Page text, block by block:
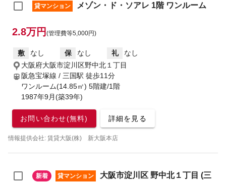
貸マンション メゾン・ド・ソアレ 1階 ワンルーム
2.8万円 (管理費等5,000円)
敷 なし 保 なし 礼
なし
大阪府大阪市淀川区野中北１丁目
阪急宝塚線 / 三国駅 徒歩11分
ワンルーム(14.85㎡) 5階建/1階
1987年9月(築39年)
お問い合わせ(無料) 詳細を見る
情報提供会社: 賃貸大阪(株) 新大阪本店
新着 貸マンション 大阪市淀川区 野中北１丁目 (三